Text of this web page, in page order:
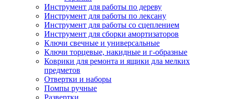
Инструмент для работы по дереву
Инструмент для работы по лексану
Инструмент для работы со сцеплением
Инструмент для сборки амортизаторов
Ключи свечные и универсальные
Ключи торцевые, накидные и г-образные
Коврики для ремонта и ящики дла мелких
предметов
Отвертки и наборы
Помпы ручные
Развертки